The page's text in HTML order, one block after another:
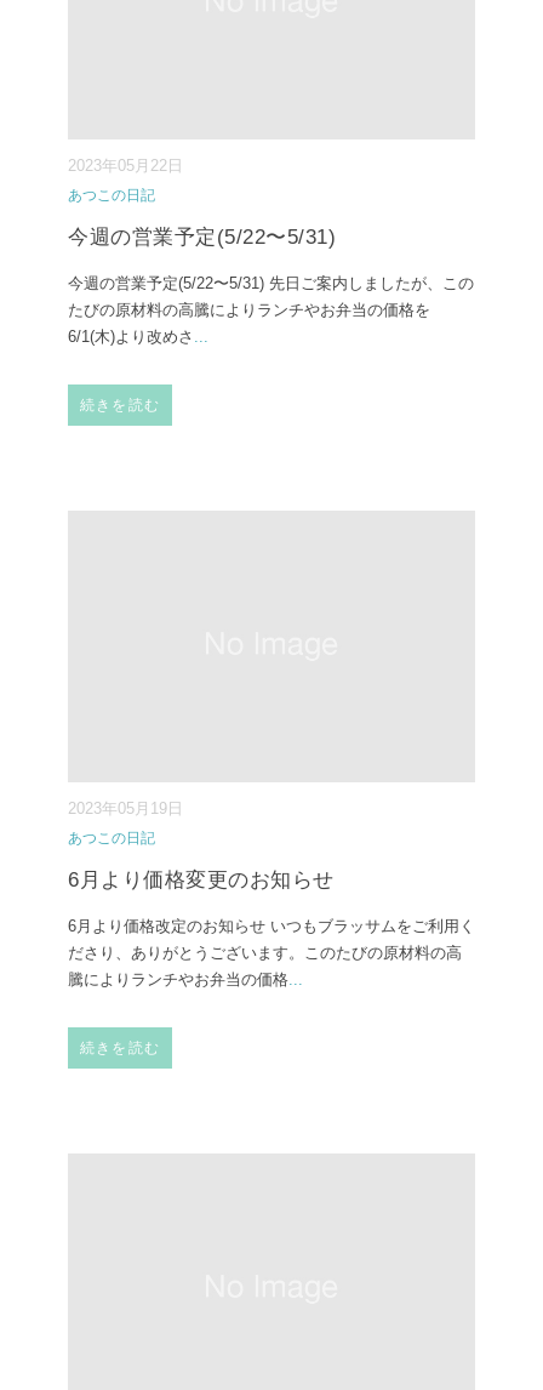
2023年05月22日
あつこの日記
今週の営業予定(5/22〜5/31)
今週の営業予定(5/22〜5/31) ⁡先日ご案内しましたが、この
たびの原材料の高騰によりランチやお弁当の価格を
6/1(木)より改めさ ...
続きを読む
2023年05月19日
あつこの日記
6月より価格変更のお知らせ
6月より価格改定のお知らせ ⁡いつもブラッサムをご利用く
ださり、ありがとうございます。このたびの原材料の高
騰によりランチやお弁当の価格...
続きを読む